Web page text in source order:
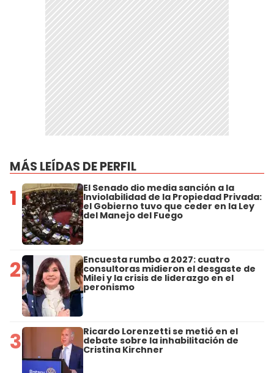
MÁS LEÍDAS DE PERFIL
1 El Senado dio media sanción a la
Inviolabilidad de la Propiedad Privada:
el Gobierno tuvo que ceder en la Ley
del Manejo del Fuego
2 Encuesta rumbo a 2027: cuatro
consultoras midieron el desgaste de
Milei y la crisis de liderazgo en el
peronismo
3 Ricardo Lorenzetti se metió en el
debate sobre la inhabilitación de
Cristina Kirchner